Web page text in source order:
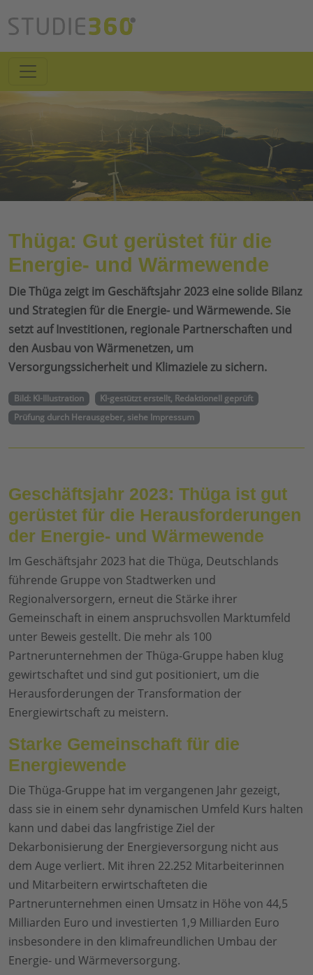
Thüga: Gut gerüstet für die
Energie- und Wärmewende
Die Thüga zeigt im Geschäftsjahr 2023 eine solide Bilanz
und Strategien für die Energie- und Wärmewende. Sie
setzt auf Investitionen, regionale Partnerschaften und
den Ausbau von Wärmenetzen, um
Versorgungssicherheit und Klimaziele zu sichern.
Bild: KI-Illustration
KI-gestützt erstellt, Redaktionell geprüft
Prüfung durch Herausgeber, siehe Impressum
Geschäftsjahr 2023: Thüga ist gut
gerüstet für die Herausforderungen
der Energie- und Wärmewende
Im Geschäftsjahr 2023 hat die Thüga, Deutschlands
führende Gruppe von Stadtwerken und
Regionalversorgern, erneut die Stärke ihrer
Gemeinschaft in einem anspruchsvollen Marktumfeld
unter Beweis gestellt. Die mehr als 100
Partnerunternehmen der Thüga-Gruppe haben klug
gewirtschaftet und sind gut positioniert, um die
Herausforderungen der Transformation der
Energiewirtschaft zu meistern.
Starke Gemeinschaft für die
Energiewende
Die Thüga-Gruppe hat im vergangenen Jahr gezeigt,
dass sie in einem sehr dynamischen Umfeld Kurs halten
kann und dabei das langfristige Ziel der
Dekarbonisierung der Energieversorgung nicht aus
dem Auge verliert. Mit ihren 22.252 Mitarbeiterinnen
und Mitarbeitern erwirtschafteten die
Partnerunternehmen einen Umsatz in Höhe von 44,5
Milliarden Euro und investierten 1,9 Milliarden Euro
insbesondere in den klimafreundlichen Umbau der
Energie- und Wärmeversorgung.